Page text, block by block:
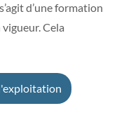
d’une formation
Cela